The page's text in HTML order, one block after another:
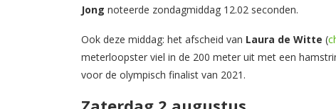
Jong noteerde zondagmiddag 12.02 seconden.
Ook deze middag: het afscheid van Laura de Witte (
meterloopster viel in de 200 meter uit met een
voor de olympisch finalist van 2021.